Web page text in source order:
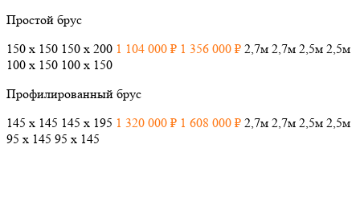
Простой брус
150 х 150 150 х 200 1 104 000 ₽ 1 356 000 ₽ 2,7м 2,7м 2,5м 2,5м
100 х 150 100 х 150
Профилированный брус
145 х 145 145 х 195 1 320 000 ₽ 1 608 000 ₽ 2,7м 2,7м 2,5м 2,5м
95 х 145 95 х 145